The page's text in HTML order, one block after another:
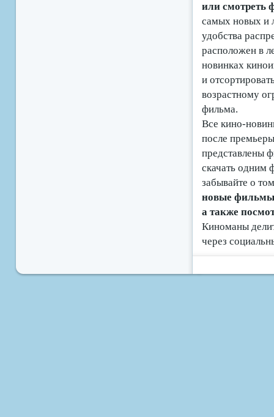
или смотреть
самых новых и
удобства
расположен в
новинках
и
возрастному
фильма.
Все кино-
после
представлены
скачать одним
забывайте о
новые фильмы
а также
Киноманы
через